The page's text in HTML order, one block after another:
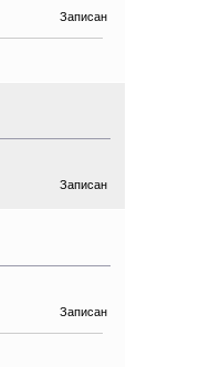
Записан
Записан
Записан